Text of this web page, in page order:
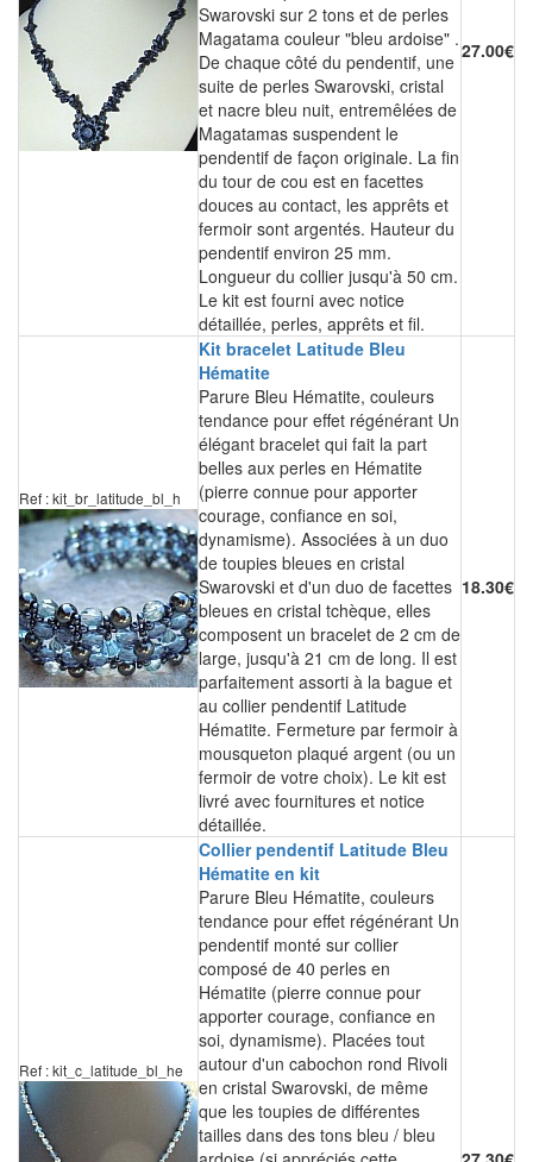
Swarovski sur 2 tons et de perles
Magatama couleur "bleu ardoise" .
De chaque côté du pendentif, une
suite de perles Swarovski, cristal
et nacre bleu nuit, entremêlées de
Magatamas suspendent le
pendentif de façon originale. La fin
du tour de cou est en facettes
douces au contact, les apprêts et
fermoir sont argentés. Hauteur du
pendentif environ 25 mm.
Longueur du collier jusqu'à 50 cm.
Le kit est fourni avec notice
détaillée, perles, apprêts et fil.
27.00€
Ref : kit_br_latitude_bl_h
Kit bracelet Latitude Bleu
Hématite
Parure Bleu Hématite, couleurs
tendance pour effet régénérant Un
élégant bracelet qui fait la part
belles aux perles en Hématite
(pierre connue pour apporter
courage, confiance en soi,
dynamisme). Associées à un duo
de toupies bleues en cristal
Swarovski et d'un duo de facettes
bleues en cristal tchèque, elles
composent un bracelet de 2 cm de
large, jusqu'à 21 cm de long. Il est
parfaitement assorti à la bague et
au collier pendentif Latitude
Hématite. Fermeture par fermoir à
mousqueton plaqué argent (ou un
fermoir de votre choix). Le kit est
livré avec fournitures et notice
détaillée.
18.30€
Ref : kit_c_latitude_bl_he
Collier pendentif Latitude Bleu
Hématite en kit
Parure Bleu Hématite, couleurs
tendance pour effet régénérant Un
pendentif monté sur collier
composé de 40 perles en
Hématite (pierre connue pour
apporter courage, confiance en
soi, dynamisme). Placées tout
autour d'un cabochon rond Rivoli
en cristal Swarovski, de même
que les toupies de différentes
tailles dans des tons bleu / bleu